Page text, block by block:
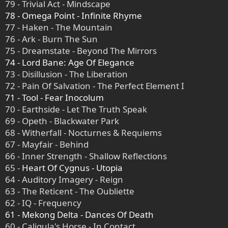
79 - Trivial Act - Mindscape
78 - Omega Point - Infinite Rhyme
77 - Haken - The Mountain
76 - Ark - Burn The Sun
75 - Dreamstate - Beyond The Mirrors
74 - Lord Bane: Age Of Elegance
73 - Disillusion - The Liberation
72 - Pain Of Salvation - The Perfect Element I
71 - Tool - Fear Inocolum
70 - Earthside - Let The Truth Speak
69 - Opeth - Blackwater Park
68 - Witherfall - Nocturnes & Requiems
67 - Mayfair - Behind
66 - Inner Strength - Shallow Reflections
65 - Heart Of Cygnus - Utopia
64 - Auditory Imagery - Reign
63 - The Reticent - The Oubliette
62 - IQ - Frequency
61 - Mekong Delta - Dances Of Death